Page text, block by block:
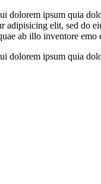
dolorem ipsum quia
adipisicing elit, sed do
ab illo inventore
dolorem ipsum quia